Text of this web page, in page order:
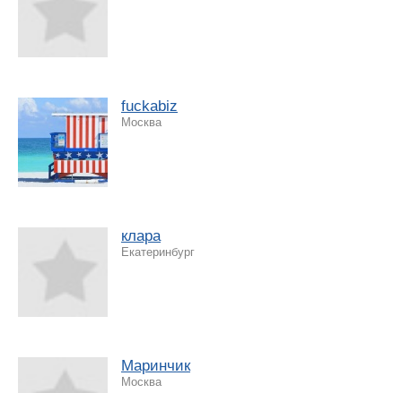
fuckabiz
Москва
клара
Екатеринбург
Маринчик
Москва